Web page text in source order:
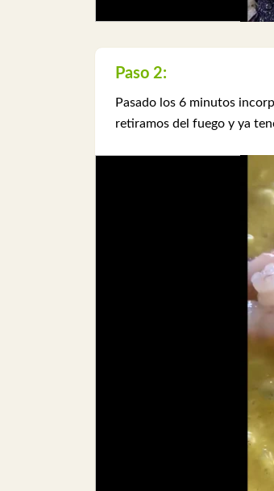
Paso 2:
Pasado los 6 minutos
retiramos del fuego y ya